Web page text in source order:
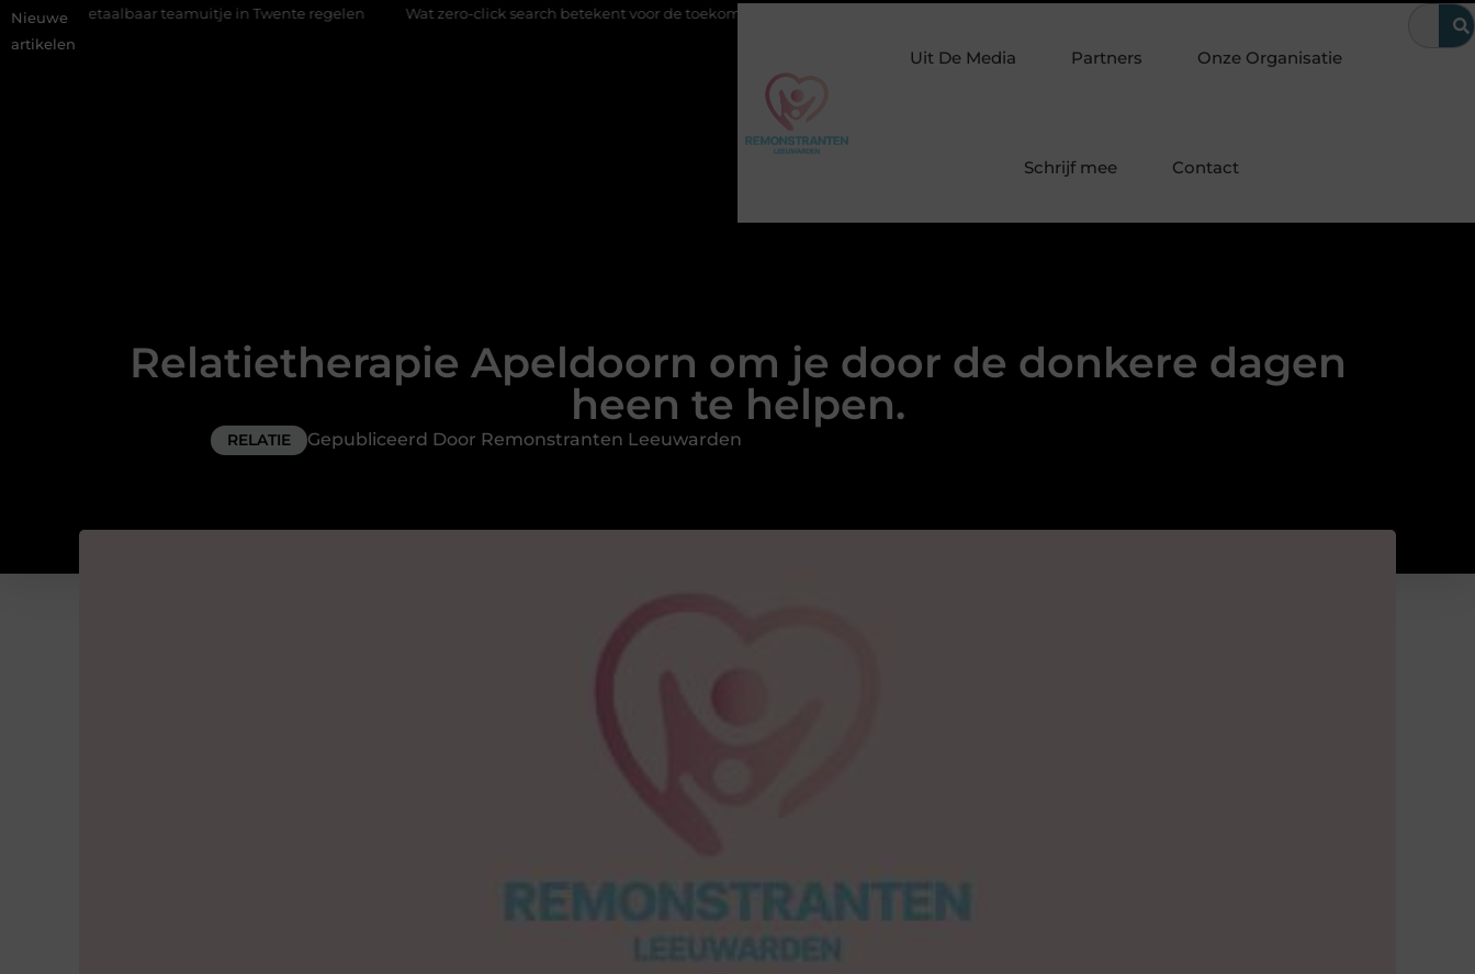
Nieuwe
artikelen
teamuitje in Twente regelen Wat zero-click search betekent voor de toekomst van online zichtbaarheid Zwarte houten
Uit De Media Partners Onze Organisatie
Schrijf mee Contact
Relatietherapie Apeldoorn om je door de donkere dagen
heen te helpen.
RELATIE Gepubliceerd Door Remonstranten Leeuwarden